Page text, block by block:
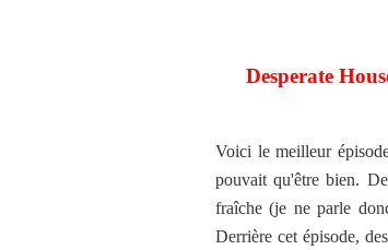
Desperate
Voici le meilleur
pouvait qu'être bien.
fraîche (je ne parle
Derrière cet épisode,